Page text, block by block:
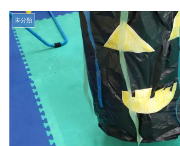
未分類